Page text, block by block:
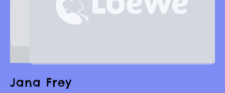
Jana Frey